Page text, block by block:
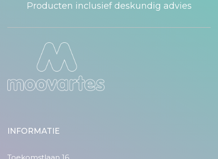
Producten inclusief deskundig advies
INFORMATIE